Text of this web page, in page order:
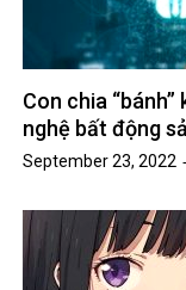
Con chia
nghệ bất động
September 23, 2022